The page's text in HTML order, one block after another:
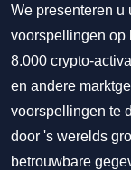
We presenteren u
voorspellingen op
8.000 crypto-
en andere
voorspellingen te
door 's werelds
betrouwbare